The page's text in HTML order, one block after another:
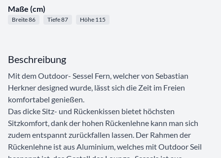
Maße (cm)
Breite 86 Tiefe 87 Höhe 115
Beschreibung
Mit dem Outdoor- Sessel Fern, welcher von Sebastian
Herkner designed wurde, lässt sich die Zeit im Freien
komfortabel genießen.
Das dicke Sitz- und Rückenkissen bietet höchsten
Sitzkomfort, dank der hohen Rückenlehne kann man sich
zudem entspannt zurückfallen lassen. Der Rahmen der
Rückenlehne ist aus Aluminium, welches mit Outdoor Seil